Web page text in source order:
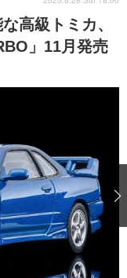
関西
愛車 File
不具合修理＆粗悪修理
洗車
コーティング
防錆
高級トミカ、
」11月発売